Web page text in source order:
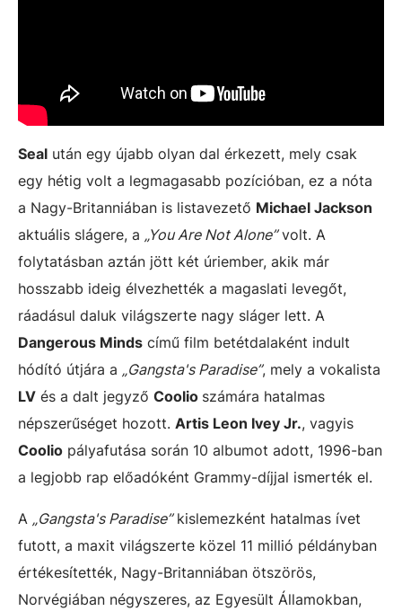
Seal után egy újabb olyan dal érkezett, mely csak
egy hétig volt a legmagasabb pozícióban, ez a nóta
a Nagy-Britanniában is listavezető Michael Jackson
aktuális slágere, a „You Are Not Alone”volt. A
folytatásban aztán jött két úriember, akik már
hosszabb ideig élvezhették a magaslati levegőt,
ráadásul daluk világszerte nagy sláger lett. A
Dangerous Minds című film betétdalaként indult
hódító útjára a „Gangsta's Paradise”, mely a vokalista
LV és a dalt jegyző Coolio számára hatalmas
népszerűséget hozott. Artis Leon Ivey Jr., vagyis
Coolio pályafutása során 10 albumot adott, 1996-ban
a legjobb rap előadóként Grammy-díjjal ismerték el.
A „Gangsta's Paradise”kislemezként hatalmas ívet
futott, a maxit világszerte közel 11 millió példányban
értékesítették, Nagy-Britanniában ötszörös,
Norvégiában négyszeres, az Egyesült Államokban,